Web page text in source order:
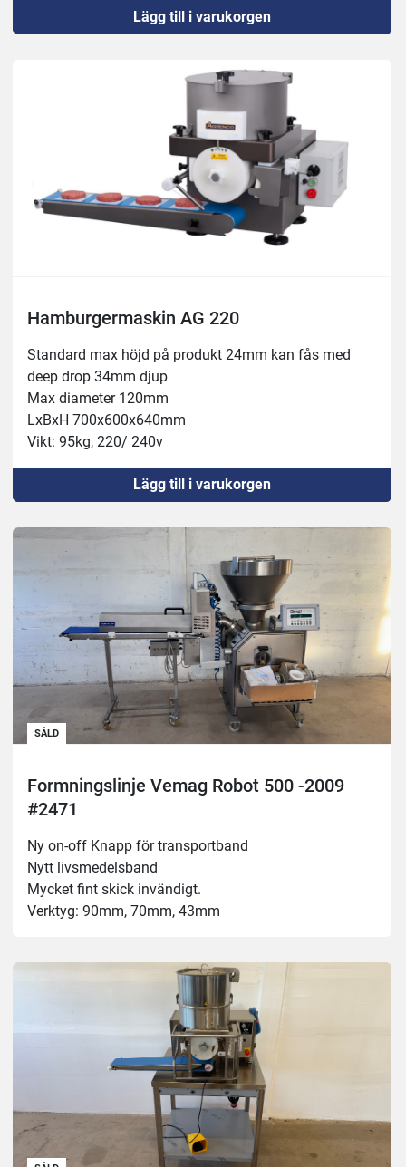
AG100 är spolbar vilket underlättar rengöringen, i stort
Spolbar och lätt att rengöra
2400-6000 Köttbullar/tim
1200-3000 Pannbiffar/Burgare/tim
Justerbar höjd på produkt
Diameter kan fås upp till 130mm
Variabelhastighet är standard
Kan utrustas med fotpedal
Lägg till i varukorgen
Hamburgermaskin AG 220
Standard max höjd på produkt 24mm kan fås med
deep drop 34mm djup
Max diameter 120mm
LxBxH 700x600x640mm
Vikt: 95kg, 220/ 240v
Effekt: 550W
Kittel kap.: 15kg
Kapacitet: 4400biffar/t respektive 8800 bullar/t
Obs: Pappershållare beställs som extra tillbehör
Lägg till i varukorgen
SÅLD
Formningslinje Vemag Robot 500 -2009
#2471
Ny on-off Knapp för transportband
Nytt livsmedelsband
Mycket fint skick invändigt.
Verktyg: 90mm, 70mm, 43mm